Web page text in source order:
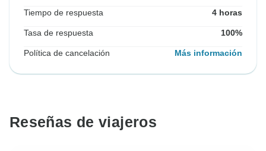
Tiempo de respuesta 4 horas
Tasa de respuesta 100%
Política de cancelación Más información
Reseñas de viajeros